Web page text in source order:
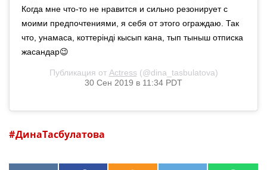
Когда мне что-то не нравится и сильно резонирует с
моими предпочтениями, я себя от этого ограждаю. Так
что, унамаса, коттерiндi кысып кана, тып тыныш отписка
жасандар😉
Публикация от Actress (@dina_tasbulatova)
30 Сен 2019 в 11:34 PDT
ДинаТасбулатова